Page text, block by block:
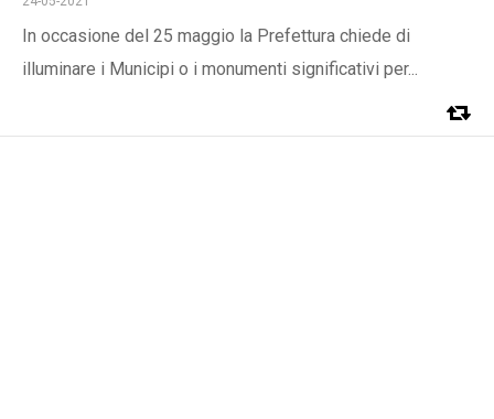
In occasione del 25 maggio la Prefettura chiede di
illuminare i Municipi o i monumenti significativi per...